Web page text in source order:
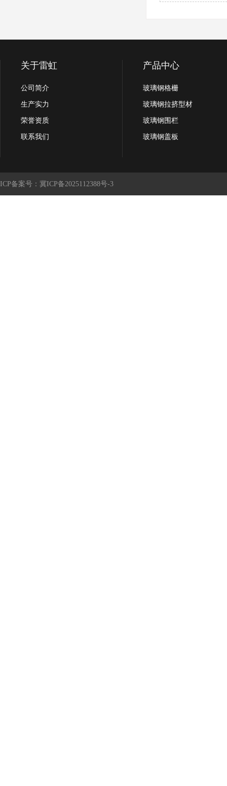
关于雷虹
公司简介
生产实力
荣誉资质
联系我们
产品中心
玻璃钢格栅
玻璃钢拉挤型材
玻璃钢围栏
玻璃钢盖板
ICP备案号：冀ICP备2025112388号-3